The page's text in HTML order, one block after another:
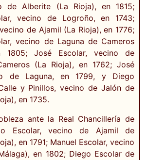
de Alberite (La Rioja), en 1815;
vecino de Logroño, en 1743;
de Ajamil (La Rioja), en 1776;
vecino de Laguna de Cameros
1805; José Escolar, vecino de
(La Rioja), en 1762; José
de Laguna, en 1799, y Diego
y Pinillos, vecino de Jalón de
en 1735.
ante la Real Chancillería de
Escolar, vecino de Ajamil de
en 1791; Manuel Escolar, vecino
en 1802; Diego Escolar de